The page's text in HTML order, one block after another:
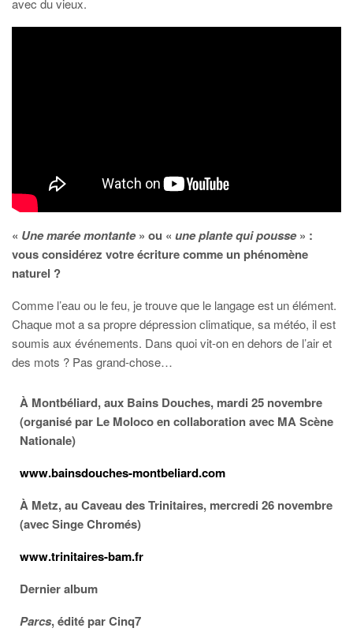
avec du vieux.
« Une marée montante» ou « une plante qui pousse» :
vous considérez votre écriture comme un phénomène
naturel ?
Comme l’eau ou le feu, je trouve que le langage est un élément.
Chaque mot a sa propre dépression climatique, sa météo, il est
soumis aux événements. Dans quoi vit-on en dehors de l’air et
des mots ? Pas grand-chose…
À Montbéliard, aux Bains Douches, mardi 25 novembre
(organisé par Le Moloco en collaboration avec MA Scène
Nationale)
www.bainsdouches-montbeliard.com
À Metz, au Caveau des Trinitaires, mercredi 26 novembre
(avec Singe Chromés)
www.trinitaires-bam.fr
Dernier album
Parcs, édité par Cinq7